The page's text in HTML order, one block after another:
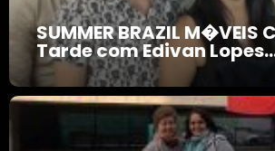
SUMMER BRAZIL
Tarde com Edivan